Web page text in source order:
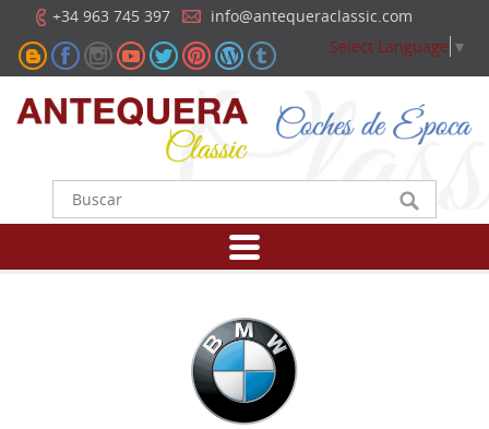
+34 963 745 397
info@antequeraclassic.com
Select Language ▼